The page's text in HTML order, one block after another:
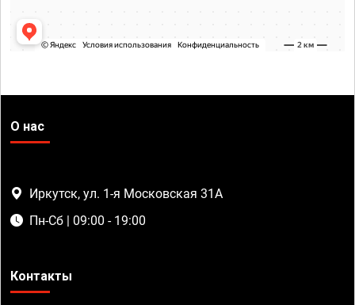
О нас
Иркутск, ул. 1-я Московская 31А
Пн-Сб | 09:00 - 19:00
Контакты